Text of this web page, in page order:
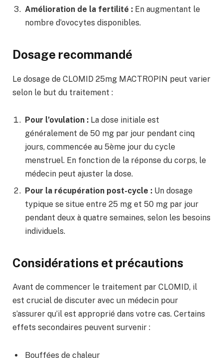
Amélioration de la fertilité : En augmentant le
nombre d’ovocytes disponibles.
Dosage recommandé
Le dosage de CLOMID 25mg MACTROPIN peut varier
selon le but du traitement :
Pour l’ovulation : La dose initiale est
généralement de 50 mg par jour pendant cinq
jours, commencée au 5ème jour du cycle
menstruel. En fonction de la réponse du corps, le
médecin peut ajuster la dose.
Pour la récupération post-cycle : Un dosage
typique se situe entre 25 mg et 50 mg par jour
pendant deux à quatre semaines, selon les besoins
individuels.
Considérations et précautions
Avant de commencer le traitement par CLOMID, il
est crucial de discuter avec un médecin pour
s’assurer qu’il est approprié dans votre cas. Certains
effets secondaires peuvent survenir :
Bouffées de chaleur